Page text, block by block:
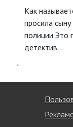
Как
просила
полиции Это
детектив...
`